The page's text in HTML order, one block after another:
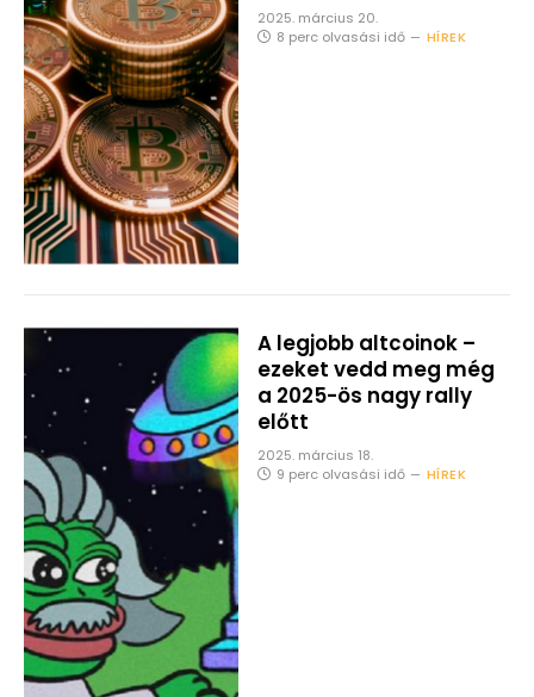
2025. március 20.
8 perc olvasási idő
HÍREK
A legjobb altcoinok –
ezeket vedd meg még
a 2025-ös nagy rally
előtt
2025. március 18.
9 perc olvasási idő
HÍREK